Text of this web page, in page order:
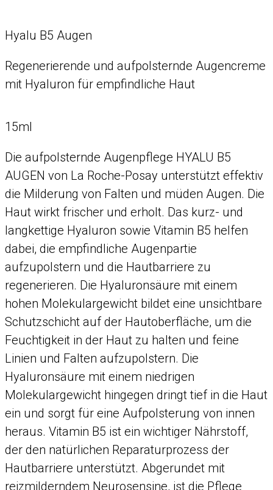
Hyalu B5 Augen
Regenerierende und aufpolsternde Augencreme
mit Hyaluron für empfindliche Haut
15ml
Die aufpolsternde Augenpflege HYALU B5
AUGEN von La Roche-Posay unterstützt effektiv
die Milderung von Falten und müden Augen. Die
Haut wirkt frischer und erholt. Das kurz- und
langkettige Hyaluron sowie Vitamin B5 helfen
dabei, die empfindliche Augenpartie
aufzupolstern und die Hautbarriere zu
regenerieren. Die Hyaluronsäure mit einem
hohen Molekulargewicht bildet eine unsichtbare
Schutzschicht auf der Hautoberfläche, um die
Feuchtigkeit in der Haut zu halten und feine
Linien und Falten aufzupolstern. Die
Hyaluronsäure mit einem niedrigen
Molekulargewicht hingegen dringt tief in die Haut
ein und sorgt für eine Aufpolsterung von innen
heraus. Vitamin B5 ist ein wichtiger Nährstoff,
der den natürlichen Reparaturprozess der
Hautbarriere unterstützt. Abgerundet mit
reizmilderndem Neurosensine, ist die Pflege